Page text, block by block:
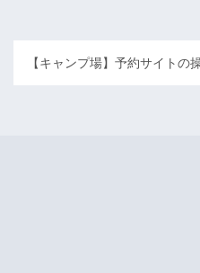
【キャンプ場】予約サイトの